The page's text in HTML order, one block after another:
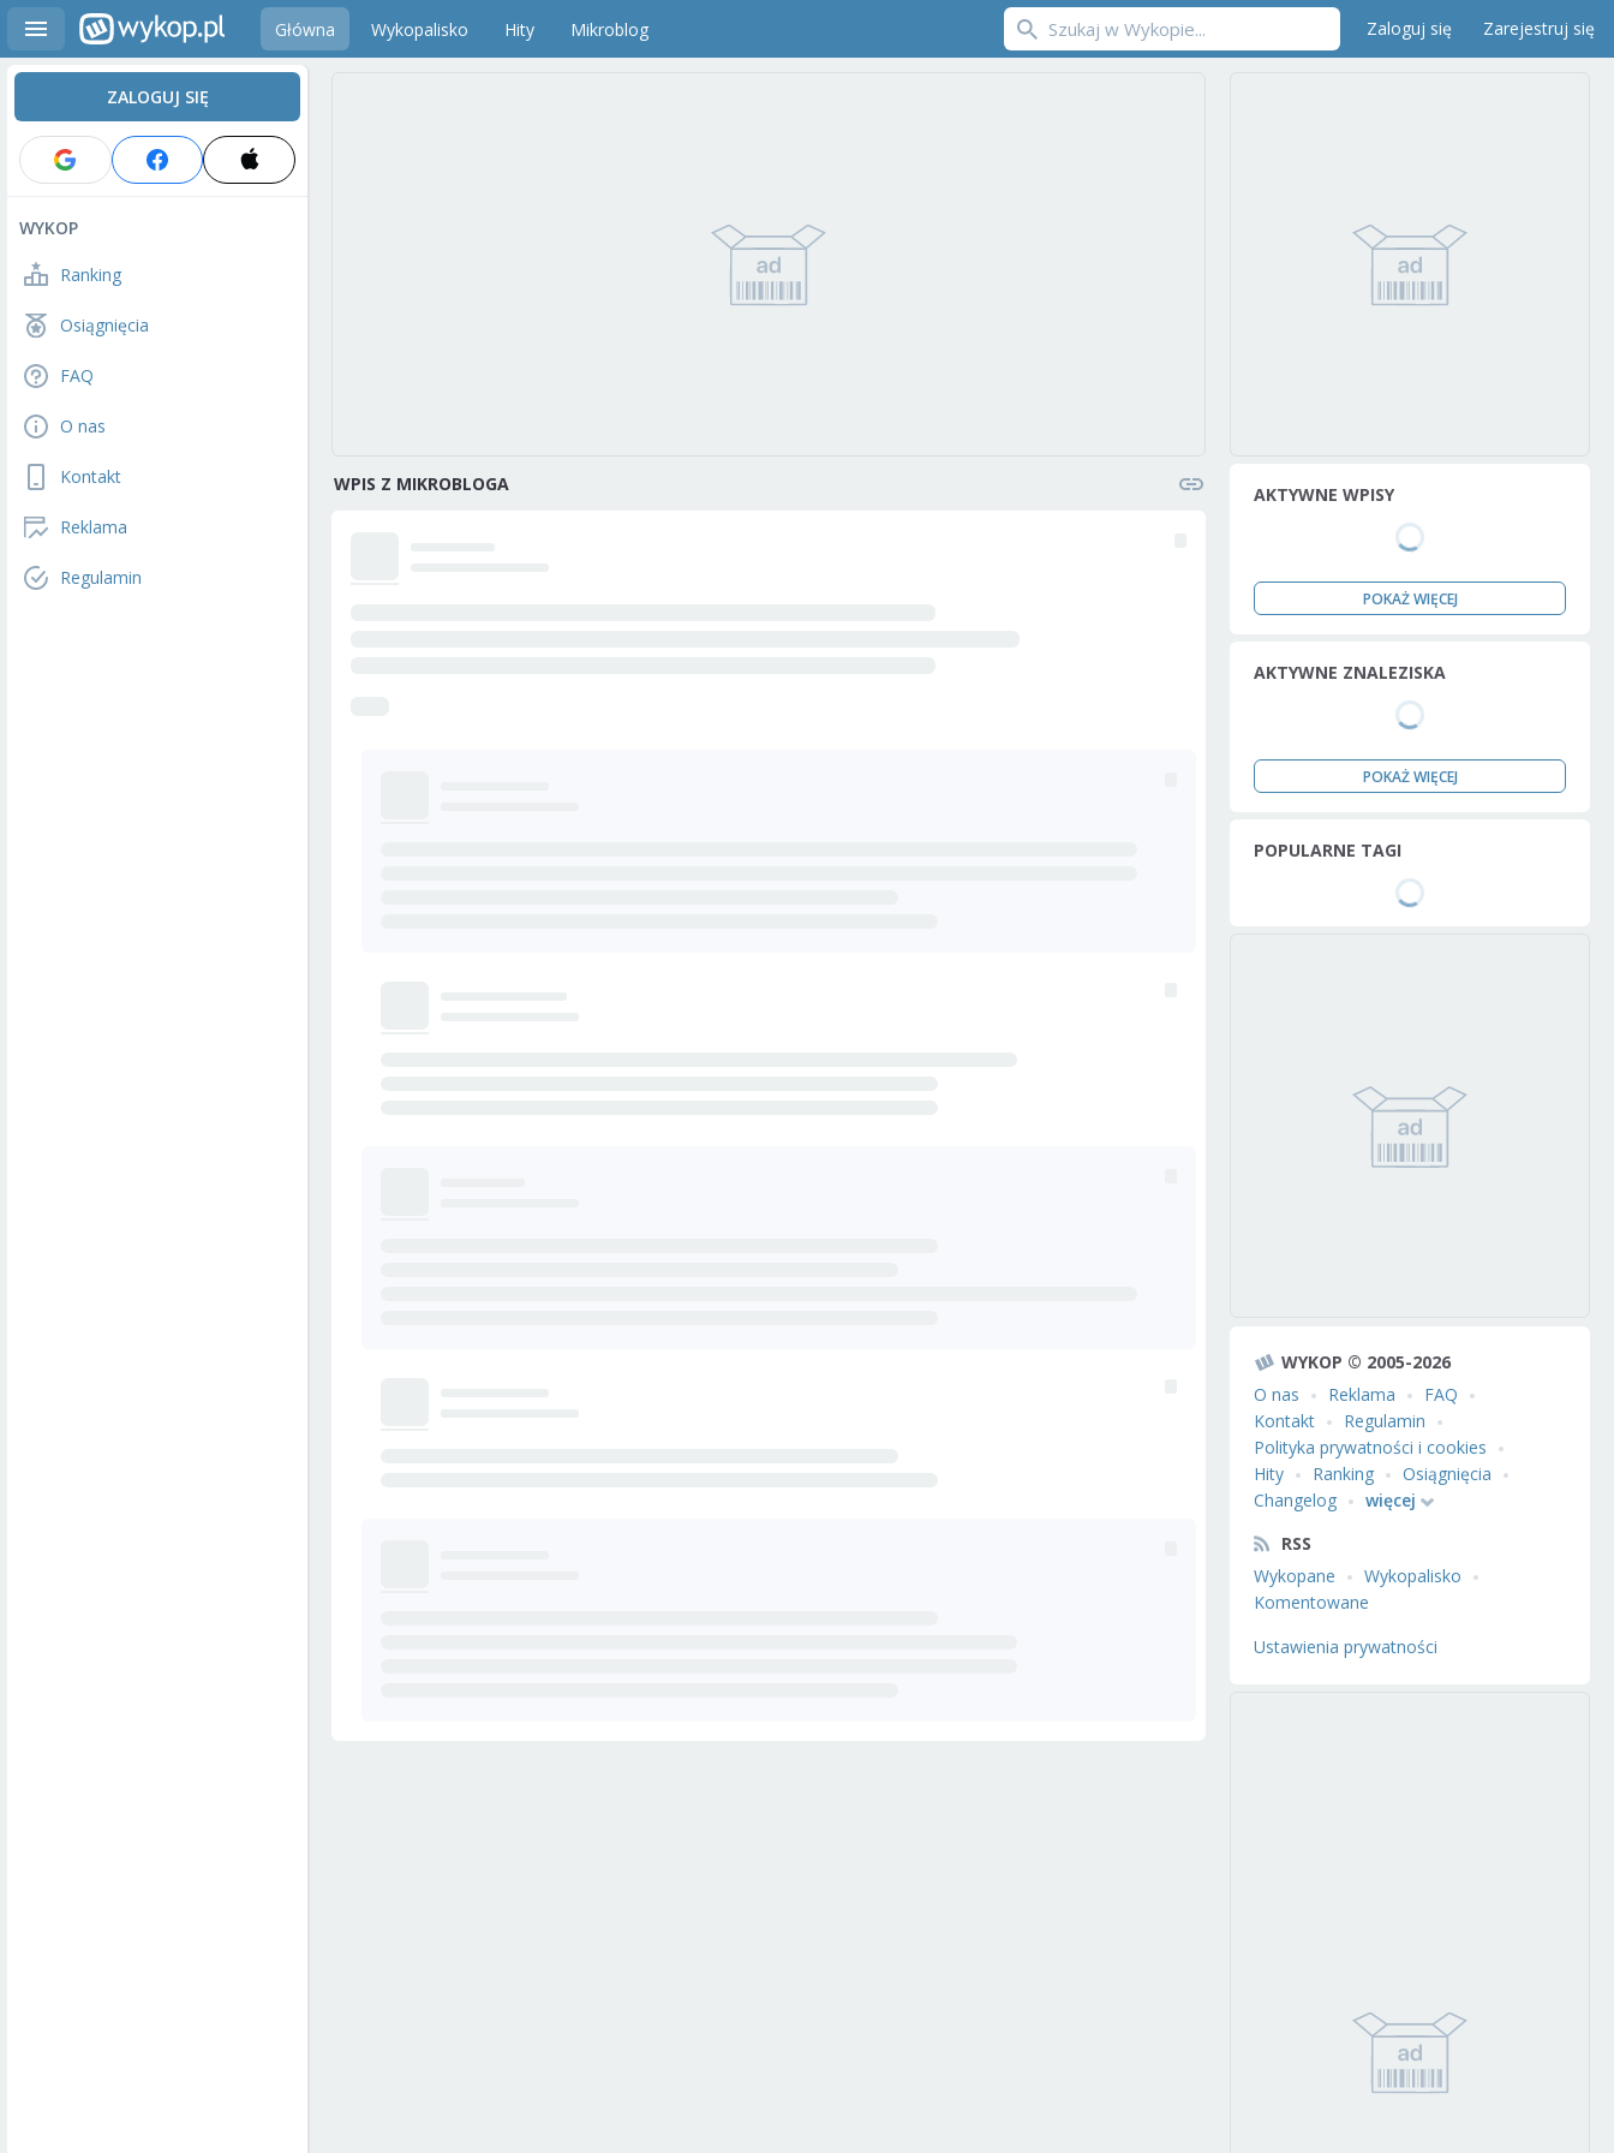
Główna Wykopalisko Hity Mikroblog Zaloguj się Zarejestruj się
ZALOGUJ SIĘ
WYKOP
Ranking
Osiągnięcia
FAQ
O nas
Kontakt
Reklama
Regulamin
WPIS Z MIKROBLOGA AKTYWNE WPISY
POKAŻ WIĘCEJ
AKTYWNE ZNALEZISKA
POKAŻ WIĘCEJ
POPULARNE TAGI
WYKOP © 2005-2026
O nas
Reklama
FAQ
Kontakt
Regulamin
Polityka prywatności i cookies
Hity
Ranking
Osiągnięcia
Changelog
więcej
RSS
Wykopane
Wykopalisko
Komentowane
Ustawienia prywatności